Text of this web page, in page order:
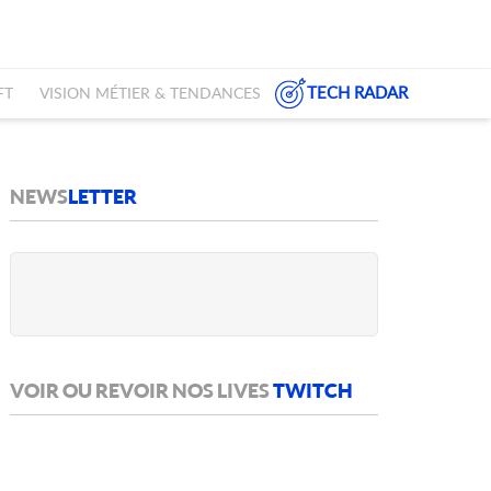
VISION MÉTIER & TENDANCES TECH RADAR
NEWSLETTER
VOIR OU REVOIR NOS LIVESTWITCH